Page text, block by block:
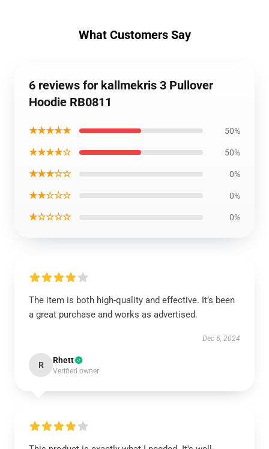
What Customers Say
6 reviews for kallmekris 3 Pullover
Hoodie RB0811
★★★★★ 50%
★★★★☆ 50%
★★★☆☆ 0%
★★☆☆☆ 0%
★☆☆☆☆ 0%
The item is both high-quality and effective. It’s been
a great purchase and works as advertised.
Dec 6, 2024
R Rhett
Verified owner